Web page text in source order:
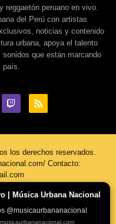
| Música Urbana Nacional
@musicaurbananacional
reggaetón peruano en vivo.
del Perú con artistas
noticias y contenido
urbana, apoya el talento
que están marcando
país.
los derechos reservados.
Contacto:
Privacidad
Contacto
Sobre Nosotros
MUN